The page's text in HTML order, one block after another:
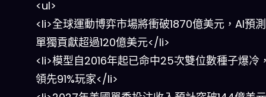
<ul>
<li>全球運動博弈市場將衝破1870億美元，AI預
單獨貢獻超過120億美元</li>
<li>模型自2016年起已命中25次雙位數種子爆冷
領先91%玩家</li>